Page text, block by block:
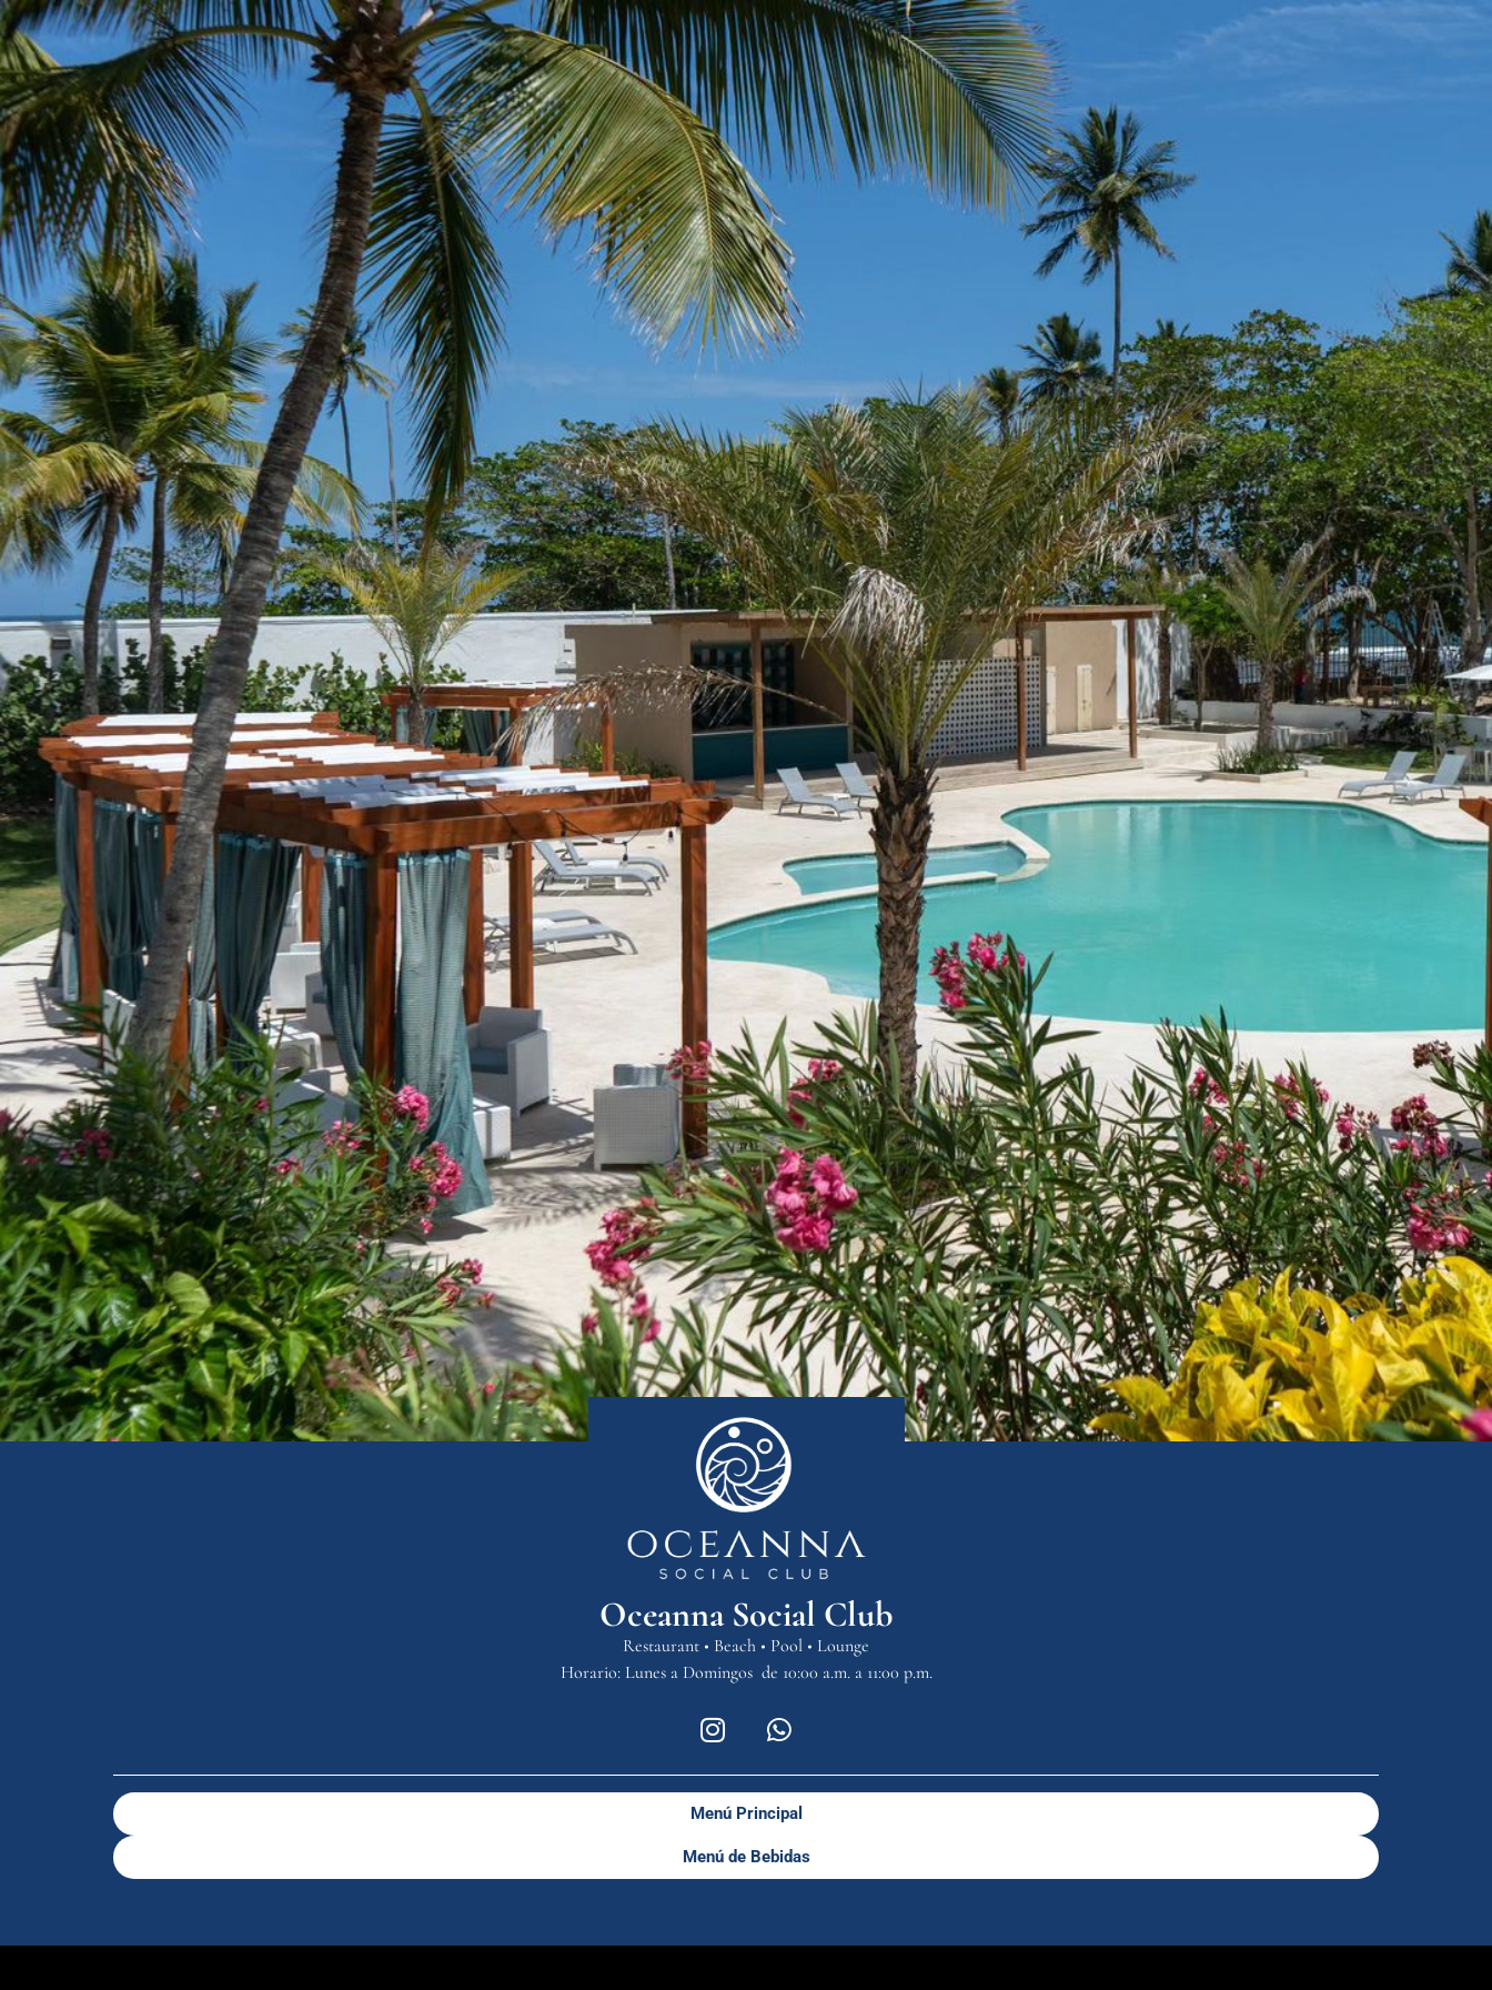
Oceanna Social Club
Restaurant • Beach • Pool • Lounge
Horario: Lunes a Domingos de 10:00 a.m. a 11:00 p.m.
Menú Principal
Menú de Bebidas